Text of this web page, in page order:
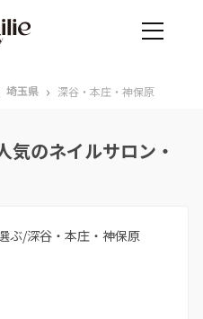
埼玉県 › 深谷・本庄・神保原
気のネイルサロン・
ぶ/深谷・本庄・神保原